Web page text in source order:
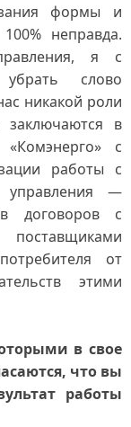
формы и
неправда.
я с
слово
никакой роли
в
«Комэнерго» с
работы с
управления —
договоров с
от
этими
в свое
что вы
работы